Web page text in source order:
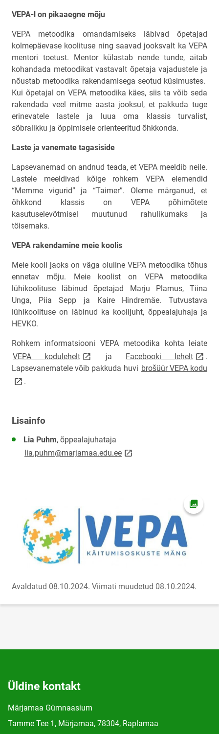
VEPA-l on pikaaegne mõju
VEPA metoodika omandamiseks läbivad õpetajad
kolmepäevase koolituse ning saavad jooksvalt ka VEPA
mentori toetust. Mentor külastab nende tunde, aitab
kohandada metoodikat vastavalt õpetaja vajadustele ja
nõustab metoodika rakendamisega seotud küsimustes.
Kui õpetajal on VEPA metoodika käes, siis ta võib seda
rakendada veel mitme aasta jooksul, et pakkuda tuge
erinevatele lastele ja luua oma klassis turvalist,
sõbralikku ja õppimisele orienteeritud õhkkonda.
Laste ja vanemate tagasiside
Lapsevanemad on andnud teada, et VEPA meeldib neile.
Lastele meeldivad kõige rohkem VEPA elemendid
“Memme vigurid” ja “Taimer”. Oleme märganud, et
õhkkond klassis on VEPA põhimõtete
kasutuselevõtmisel muutunud rahulikumaks ja
töisemaks.
VEPA rakendamine meie koolis
Meie kooli jaoks on väga oluline VEPA metoodika tõhus
ennetav mõju. Meie koolist on VEPA metoodika
lühikoolituse läbinud õpetajad Marju Plamus, Tiina
Unga, Piia Sepp ja Kaire Hindremäe. Tutvustava
lühikoolituse on läbinud ka koolijuht, õppealajuhaja ja
HEVKO.
Rohkem informatsiooni VEPA metoodika kohta leiate
VEPA koduleheltlink opens on new page
ja Facebooki leheltlink.
Lapsevanematele võib pakkuda huvi brošüür VEPA kodu
.
Lisainfo
Lia Puhm, õppealajuhataja
lia.puhm@marjamaa.edu.eelink opens on new page
Ava
Avaldatud 08.10.2024. Viimati muudetud 08.10.2024.
Üldine kontakt
Märjamaa Gümnaasium
Tamme Tee 1, Märjamaa, 78304, Raplamaa